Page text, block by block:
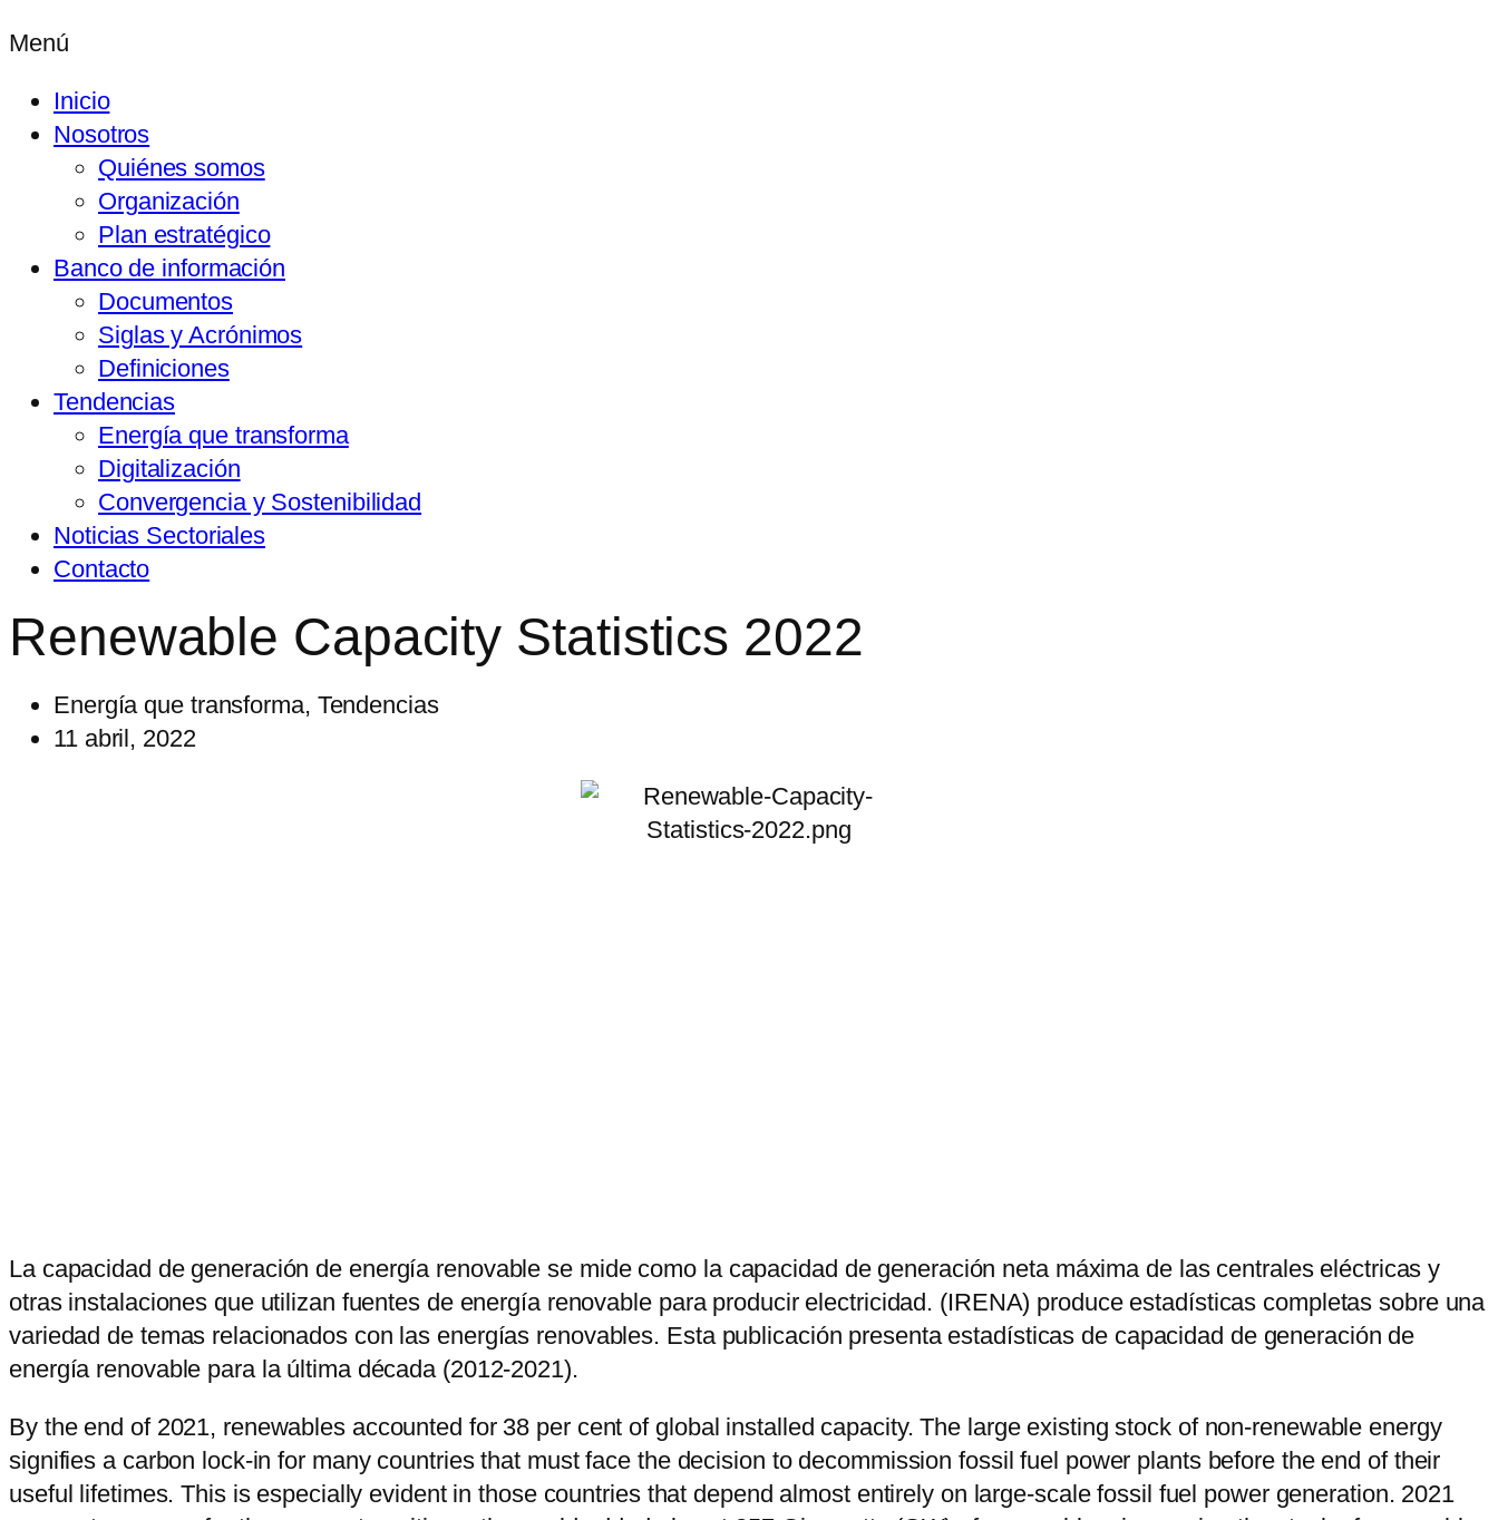
Menú
Inicio
Nosotros
Quiénes somos
Organización
Plan estratégico
Banco de información
Documentos
Siglas y Acrónimos
Definiciones
Tendencias
Energía que transforma
Digitalización
Convergencia y Sostenibilidad
Noticias Sectoriales
Contacto
Renewable Capacity Statistics 2022
Energía que transforma, Tendencias
11 abril, 2022
La capacidad de generación de energía renovable se mide como la capacidad de generación neta máxima de las centrales eléctricas y
otras instalaciones que utilizan fuentes de energía renovable para producir electricidad. (IRENA) produce estadísticas completas sobre una
variedad de temas relacionados con las energías renovables. Esta publicación presenta estadísticas de capacidad de generación de
energía renovable para la última década (2012-2021).
By the end of 2021, renewables accounted for 38 per cent of global installed capacity. The large existing stock of non-renewable energy
signifies a carbon lock-in for many countries that must face the decision to decommission fossil fuel power plants before the end of their
useful lifetimes. This is especially evident in those countries that depend almost entirely on large-scale fossil fuel power generation. 2021